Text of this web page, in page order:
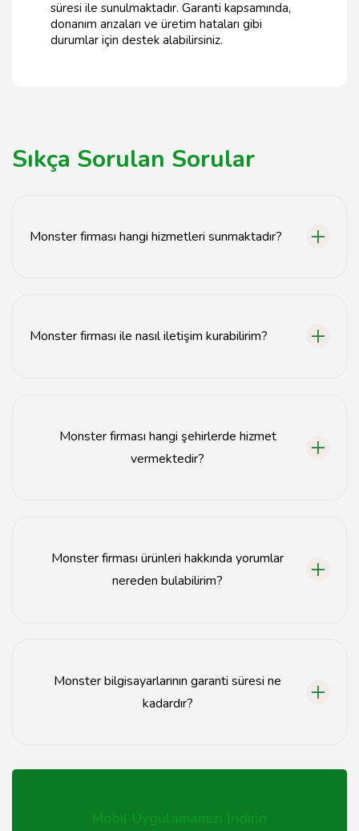
süresi ile sunulmaktadır. Garanti kapsamında,
donanım arızaları ve üretim hataları gibi
durumlar için destek alabilirsiniz.
Sıkça Sorulan Sorular
Monster firması hangi hizmetleri sunmaktadır?
hizmetler de mevcuttur.
Monster firması ile nasıl iletişim kurabilirim?
Monster firması hangi şehirlerde hizmet
vermektedir?
ziyaret edebilirsiniz.
Monster firması ürünleri hakkında yorumlar
nereden bulabilirim?
Monster bilgisayarlarının garanti süresi ne
kadardır?
olup, bu süre zarfında teknik destek ve onarım
Mobil Uygulamamızı İndirin